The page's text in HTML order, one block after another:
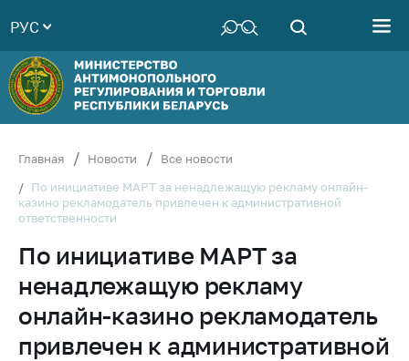
Руководство
Структура
Министерства
Территориальные
Законодательство
деятельность
Общественно-
консультативный
совет
РУС
Главная Новости
Все новости
По инициативе МАРТ за ненадлежащую рекламу онлайн-
казино рекламодатель привлечен к административной
ответственности
По инициативе МАРТ за
ненадлежащую рекламу
онлайн-казино рекламодатель
привлечен к административной